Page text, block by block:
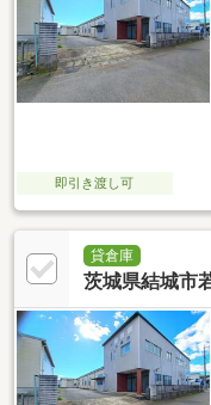
即引き渡し可
貸倉庫
茨城県結城市